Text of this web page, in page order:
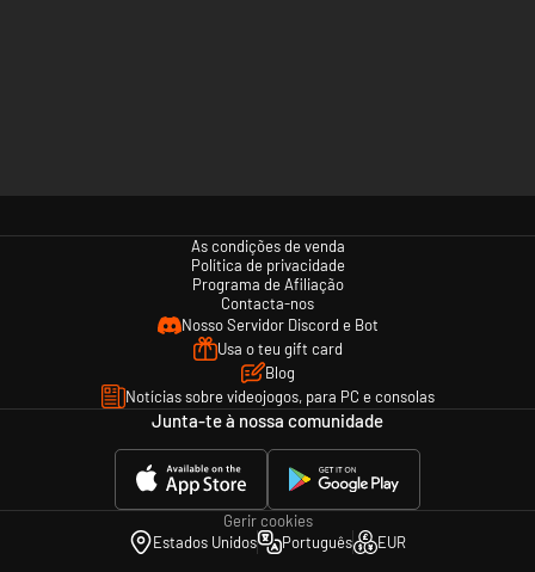
As condições de venda
Política de privacidade
Programa de Afiliação
Contacta-nos
Nosso Servidor Discord e Bot
Usa o teu gift card
Blog
Notícias sobre videojogos, para PC e consolas
Junta-te à nossa comunidade
Gerir cookies
Estados Unidos
Português EUR